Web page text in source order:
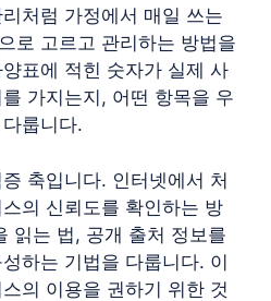
처럼 가정에서 매일 쓰는
로 고르고 관리하는 방법을
표에 적힌 숫자가 실제 사
가지는지, 어떤 항목을 우
룹니다.
축입니다. 인터넷에서 처
의 신뢰도를 확인하는 방
읽는 법, 공개 출처 정보를
하는 기법을 다룹니다. 이
의 이용을 권하기 위한 것